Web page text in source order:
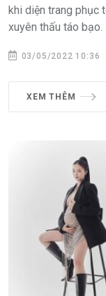
khi diện trang phục
xuyên thấu táo bạo.
03/05/2022 10:36
XEM THÊM